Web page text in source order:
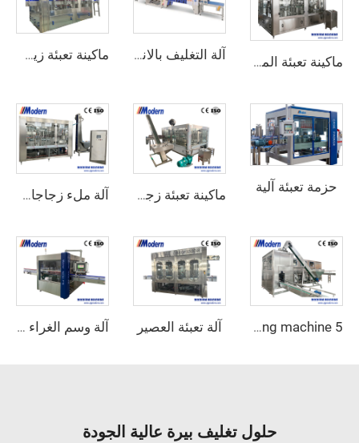
موقع RU
ماكينة تعبئة المشروبات الغازية لعبوات PET
آلة التغليف بالانكماش الخطي ماكينة تعبئة زيت الزيتون
حزمة تعبئة آلية
ماكينة تعبئة زجاجات البيرة آلة ملء زجاجات المياه الصغيرة
5 gallon filling machine آلة تعبئة العصير آلة وسم الغراء الساخن الدوارة
حلول تغليف بيرة عالية الجودة